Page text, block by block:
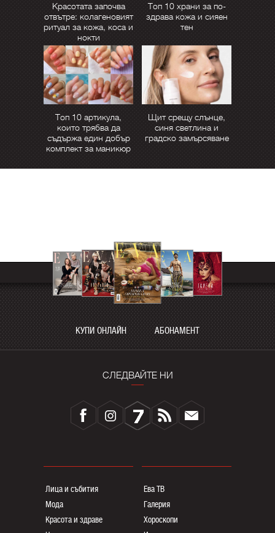
Красотата започва
отвътре: колагеновият
ритуал за кожа, коса и
нокти
Топ 10 храни за по-
здрава кожа и сияен
тен
Топ 10 артикула,
които трябва да
съдържа един добър
комплект за маникюр
Щит срещу слънце,
синя светлина и
градско замърсяване
КУПИ ОНЛАЙН АБОНАМЕНТ
СЛЕДВАЙТЕ НИ
Лица и събития
Мода
Красота и здраве
Ева ТВ
Галерия
Хороскопи